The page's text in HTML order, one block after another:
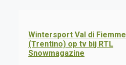
Wintersport Val di Fiemme
(Trentino) op tv bij RTL
Snowmagazine